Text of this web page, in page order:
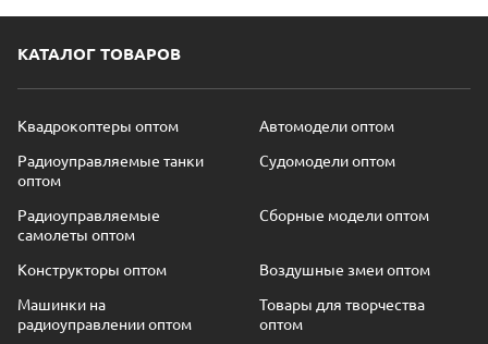
КАТАЛОГ ТОВАРОВ
Квадрокоптеры оптом
Автомодели оптом
Радиоуправляемые танки
оптом
Судомодели оптом
Радиоуправляемые
самолеты оптом
Сборные модели оптом
Конструкторы оптом
Воздушные змеи оптом
Машинки на
радиоуправлении оптом
Товары для творчества
оптом